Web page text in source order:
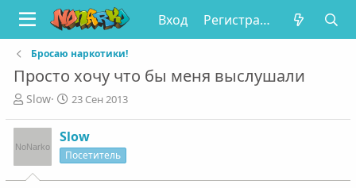
Вход Регистрация
Бросаю наркотики!
Просто хочу что бы меня выслушали
А
т
о
т
Slow
Д
а
н
23 Сен 2013
Slow
Посетитель